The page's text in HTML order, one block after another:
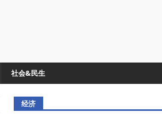
社会&民生
经济